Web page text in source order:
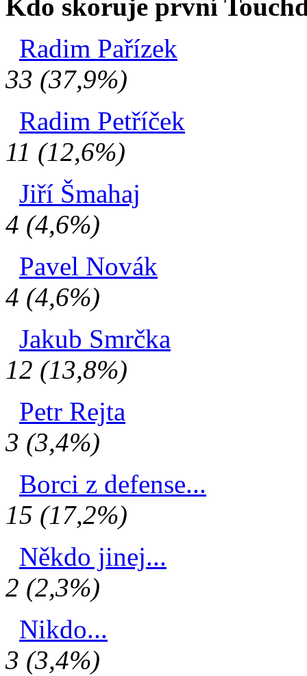
Kdo skoruje první
Radim Pařízek
33 (37,9%)
Radim Petříček
11 (12,6%)
Jiří Šmahaj
4 (4,6%)
Pavel Novák
4 (4,6%)
Jakub Smrčka
12 (13,8%)
Petr Rejta
3 (3,4%)
Borci z defense...
15 (17,2%)
Někdo jinej...
2 (2,3%)
Nikdo...
3 (3,4%)